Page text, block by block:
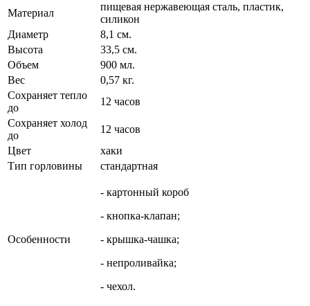
Материал
пищевая нержавеющая сталь, пластик,
силикон
Диаметр
8,1 см.
Высота
33,5 см.
Объем
900 мл.
Вес
0,57 кг.
Сохраняет тепло
до
12 часов
Сохраняет холод
до
12 часов
Цвет
хаки
Тип горловины
стандартная
Особенности
- картонный короб
- кнопка-клапан;
- крышка-чашка;
- непроливайка;
- чехол.